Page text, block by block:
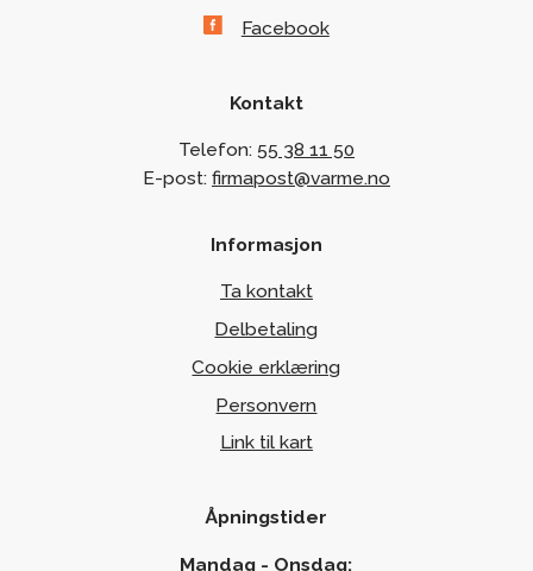
Facebook
Kontakt
Telefon: 55 38 11 50
E-post: firmapost@varme.no
Informasjon
Ta kontakt
Delbetaling
Cookie erklæring
Personvern
Link til kart
Åpningstider
Mandag - Onsdag: